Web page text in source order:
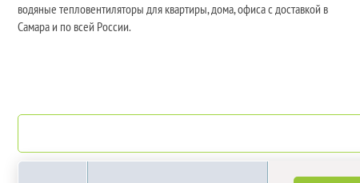
водяные тепловентиляторы для квартиры, дома, офиса с доставкой в
Самара и по всей России.